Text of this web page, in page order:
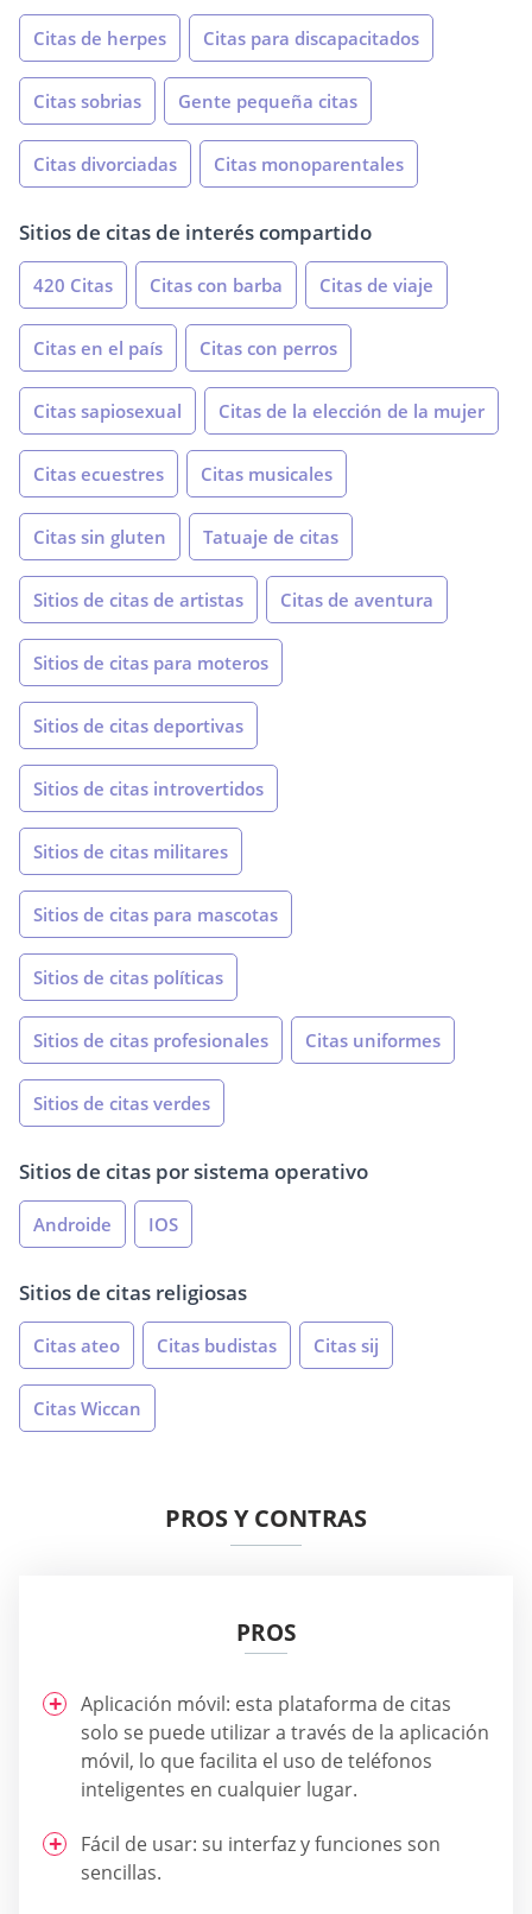
Citas de herpes Citas para discapacitados
Citas sobrias Gente pequeña citas
Citas divorciadas Citas monoparentales
Sitios de citas de interés compartido
420 Citas Citas con barba Citas de viaje
Citas en el país Citas con perros
Citas sapiosexual Citas de la elección de la mujer
Citas ecuestres Citas musicales
Citas sin gluten Tatuaje de citas
Sitios de citas de artistas Citas de aventura
Sitios de citas para moteros
Sitios de citas deportivas
Sitios de citas introvertidos
Sitios de citas militares
Sitios de citas para mascotas
Sitios de citas políticas
Sitios de citas profesionales Citas uniformes
Sitios de citas verdes
Sitios de citas por sistema operativo
Androide IOS
Sitios de citas religiosas
Citas ateo Citas budistas Citas sij
Citas Wiccan
PROS Y CONTRAS
PROS
Aplicación móvil: esta plataforma de citas
solo se puede utilizar a través de la aplicación
móvil, lo que facilita el uso de teléfonos
inteligentes en cualquier lugar.
Fácil de usar: su interfaz y funciones son
sencillas.